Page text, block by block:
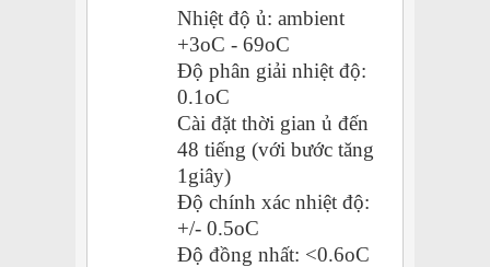
Nhiệt độ ủ: ambient
+3oC - 69oC
Độ phân giải nhiệt độ:
0.1oC
Cài đặt thời gian ủ đến
48 tiếng (với bước tăng
1giây)
Độ chính xác nhiệt độ:
+/- 0.5oC
Độ đồng nhất: <0.6oC